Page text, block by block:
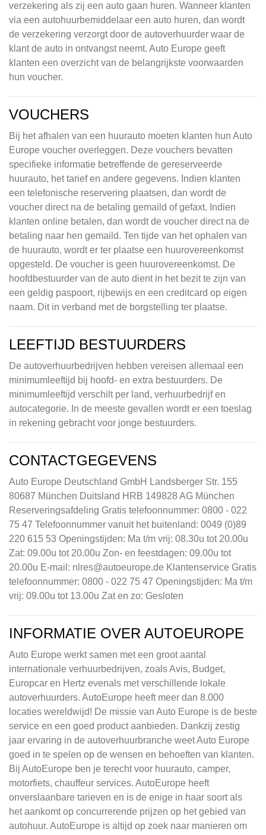
verzekering als zij een auto gaan huren. Wanneer klanten
via een autohuurbemiddelaar een auto huren, dan wordt
de verzekering verzorgt door de autoverhuurder waar de
klant de auto in ontvangst neemt. Auto Europe geeft
klanten een overzicht van de belangrijkste voorwaarden
hun voucher.
VOUCHERS
Bij het afhalen van een huurauto moeten klanten hun Auto
Europe voucher overleggen. Deze vouchers bevatten
specifieke informatie betreffende de gereserveerde
huurauto, het tarief en andere gegevens. Indien klanten
een telefonische reservering plaatsen, dan wordt de
voucher direct na de betaling gemaild of gefaxt. Indien
klanten online betalen, dan wordt de voucher direct na de
betaling naar hen gemaild. Ten tijde van het ophalen van
de huurauto, wordt er ter plaatse een huurovereenkomst
opgesteld. De voucher is geen huurovereenkomst. De
hoofdbestuurder van de auto dient in het bezit te zijn van
een geldig paspoort, rijbewijs en een creditcard op eigen
naam. Dit in verband met de borgstelling ter plaatse.
LEEFTIJD BESTUURDERS
De autoverhuurbedrijven hebben vereisen allemaal een
minimumleeftijd bij hoofd- en extra bestuurders. De
minimumleeftijd verschilt per land, verhuurbedrijf en
autocategorie. In de meeste gevallen wordt er een toeslag
in rekening gebracht voor jonge bestuurders.
CONTACTGEGEVENS
Auto Europe Deutschland GmbH Landsberger Str. 155
80687 München Duitsland HRB 149828 AG München
Reserveringsafdeling Gratis telefoonnummer: 0800 - 022
75 47 Telefoonnummer vanuit het buitenland: 0049 (0)89
220 615 53 Openingstijden: Ma t/m vrij: 08.30u tot 20.00u
Zat: 09.00u tot 20.00u Zon- en feestdagen: 09.00u tot
20.00u E-mail: nlres@autoeurope.de Klantenservice Gratis
telefoonnummer: 0800 - 022 75 47 Openingstijden: Ma t/m
vrij: 09.00u tot 13.00u Zat en zo: Gesloten
INFORMATIE OVER AUTOEUROPE
Auto Europe werkt samen met een groot aantal
internationale verhuurbedrijven, zoals Avis, Budget,
Europcar en Hertz evenals met verschillende lokale
autoverhuurders. AutoEurope heeft meer dan 8.000
locaties wereldwijd! De missie van Auto Europe is de beste
service en een goed product aanbieden. Dankzij zestig
jaar ervaring in de autoverhuurbranche weet Auto Europe
goed in te spelen op de wensen en behoeften van klanten.
Bij AutoEurope ben je terecht voor huurauto, camper,
motorfiets, chauffeur services. AutoEurope heeft
onverslaanbare tarieven en is de enige in haar soort als
het aankomt op concurrerende prijzen op het gebied van
autohuur. AutoEurope is altijd op zoek naar manieren om